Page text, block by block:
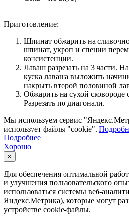
Приготовление:
Шпинат обжарить на
шпинат, укроп и специи
консистенции.
Лаваш разрезать на 3 части.
куска лаваша выложить
накрыть второй половиной
Обжарить на сухой сковороде
Разрезать по диагонали.
Мы используем сервис
использует файлы "cookie".
Подробнее
Хорошо
×
Для обеспечения оптимальной
и улучшения пользовательского
использоваться системы веб-
Яндекс.Метрика), которые могут
устройстве cookie-файлы.